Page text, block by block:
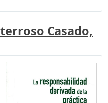
Casado,